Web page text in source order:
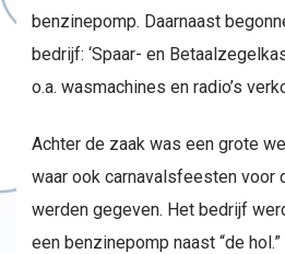
benzinepomp. Daarnaast
bedrijf: ‘Spaar- en
o.a. wasmachines en radio’s
Achter de zaak was een grote
waar ook carnavalsfeesten voor
werden gegeven. Het bedrijf
een benzinepomp naast “de